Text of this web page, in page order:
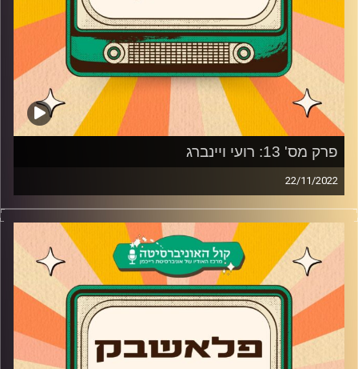
פרק מס' 13: רועי ויינברג
22/11/2022
צח שמעון מארח את רועי ויינברג
רועי ויינברג מגיע לדבר על ההתחלה של ראש גדול, מה הוא
חושב על האיחוד של הסדרה ואיך הוא הצליח להישאר בחיים
בזמן הצילומים?
בנוסף, רועי חושף מה קיבלו ילדי הפסטיגל על השתתפותם,
החיים כשחקן תיאטרון לצעד עבודתו כצלם ומפיק סרטוני
תדמית ומהי הסיבה האמיתית שפתח טיקטוק?